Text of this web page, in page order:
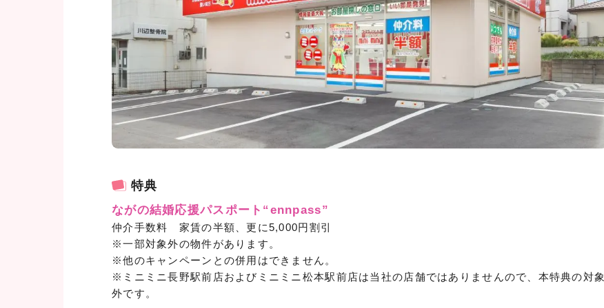
特典
ながの結婚応援パスポート“ennpass”
仲介手数料 家賃の半額、更に5,000円割引
※一部対象外の物件があります。
※他のキャンペーンとの併用はできません。
※ミニミニ長野駅前店およびミニミニ松本駅前店は当社の店舗ではありませんので、本特典の対象
外です。